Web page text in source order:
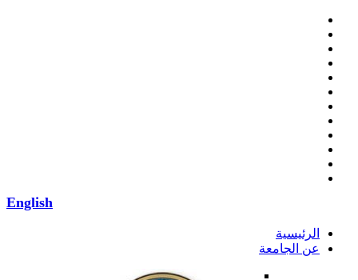
English
الرئيسية
عن الجامعة